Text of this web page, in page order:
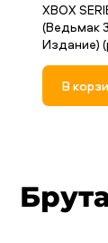
XBOX
(Ведьмак
Издание)
В